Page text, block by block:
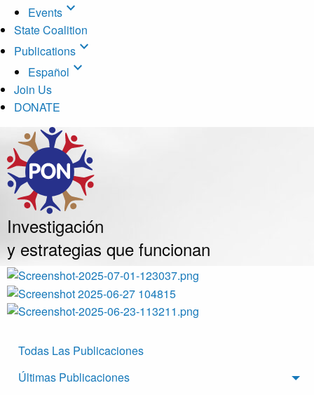
Events expand_more
State Coalition
Publications expand_more
Español expand_more
Join Us
DONATE
Investigación
y estrategias que funcionan
Todas Las Publicaciones
Últimas Publicaciones